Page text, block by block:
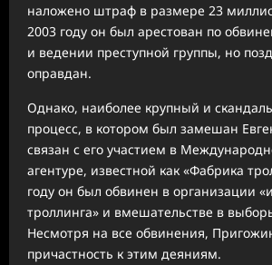
наложено штраф в размере 23
2003 году он был арестован по
и ведении преступной группы, но
оправдан.
Однако, наиболее крупный и
процесс, в котором был замешан
связан с его участием в
агентуре, известной как «Фабрика
году он был обвинен в организации
троллинга» и вмешательстве в
Несмотря на все обвинения,
причастность к этим деяниям.